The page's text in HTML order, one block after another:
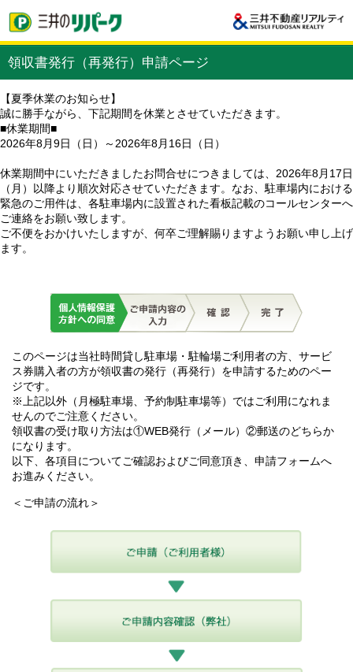
領収書発行（再発行）申請ページ
【夏季休業のお知らせ】
誠に勝手ながら、下記期間を休業とさせていただきます。
■休業期間■
2026年8月9日（日）～2026年8月16日（日）
休業期間中にいただきましたお問合せにつきましては、2026年8月17日
（月）以降より順次対応させていただきます。なお、駐車場内における
緊急のご用件は、各駐車場内に設置された看板記載のコールセンターへ
ご連絡をお願い致します。
ご不便をおかけいたしますが、何卒ご理解賜りますようお願い申し上げ
ます。
このページは当社時間貸し駐車場・駐輪場ご利用者の方、サービ
ス券購入者の方が領収書の発行（再発行）を申請するためのペー
ジです。
※上記以外（月極駐車場、予約制駐車場等）ではご利用になれま
せんのでご注意ください。
領収書の受け取り方法は①WEB発行（メール）②郵送のどちらか
になります。
以下、各項目についてご確認およびご同意頂き、申請フォームへ
お進みください。
＜ご申請の流れ＞